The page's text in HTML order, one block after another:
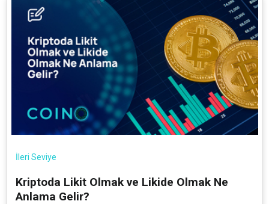
İleri Seviye
Kriptoda Likit Olmak ve Likide Olmak Ne
Anlama Gelir?